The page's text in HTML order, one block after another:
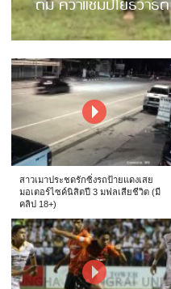
ติม คว้าแชมป์โยธวาธิต
สาวเมาประชดรักซิ่งรถป้ายแดงเสย
มอเตอร์ไซค์นิสิตปี 3 มฟลเสียชีวิต (มี
คลิป 18+)